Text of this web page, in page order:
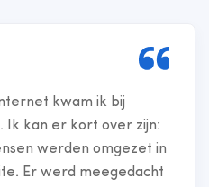
kwam ik bij
kan er kort over zijn:
werden omgezet in
Er werd meegedacht